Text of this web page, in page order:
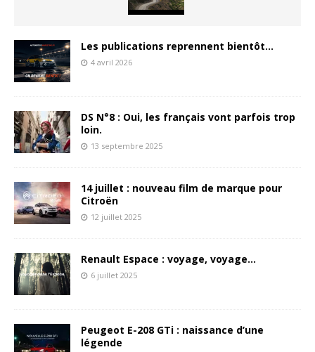
Les publications reprennent bientôt…
4 avril 2026
DS N°8 : Oui, les français vont parfois trop
loin.
13 septembre 2025
14 juillet : nouveau film de marque pour
Citroën
12 juillet 2025
Renault Espace : voyage, voyage…
6 juillet 2025
Peugeot E-208 GTi : naissance d’une
légende